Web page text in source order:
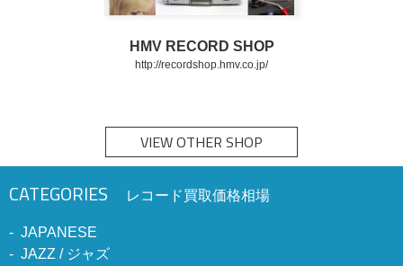
HMV RECORD SHOP
http://recordshop.hmv.co.jp/
VIEW OTHER SHOP
CATEGORIES レコード買取価格相場
JAPANESE
JAZZ / ジャズ